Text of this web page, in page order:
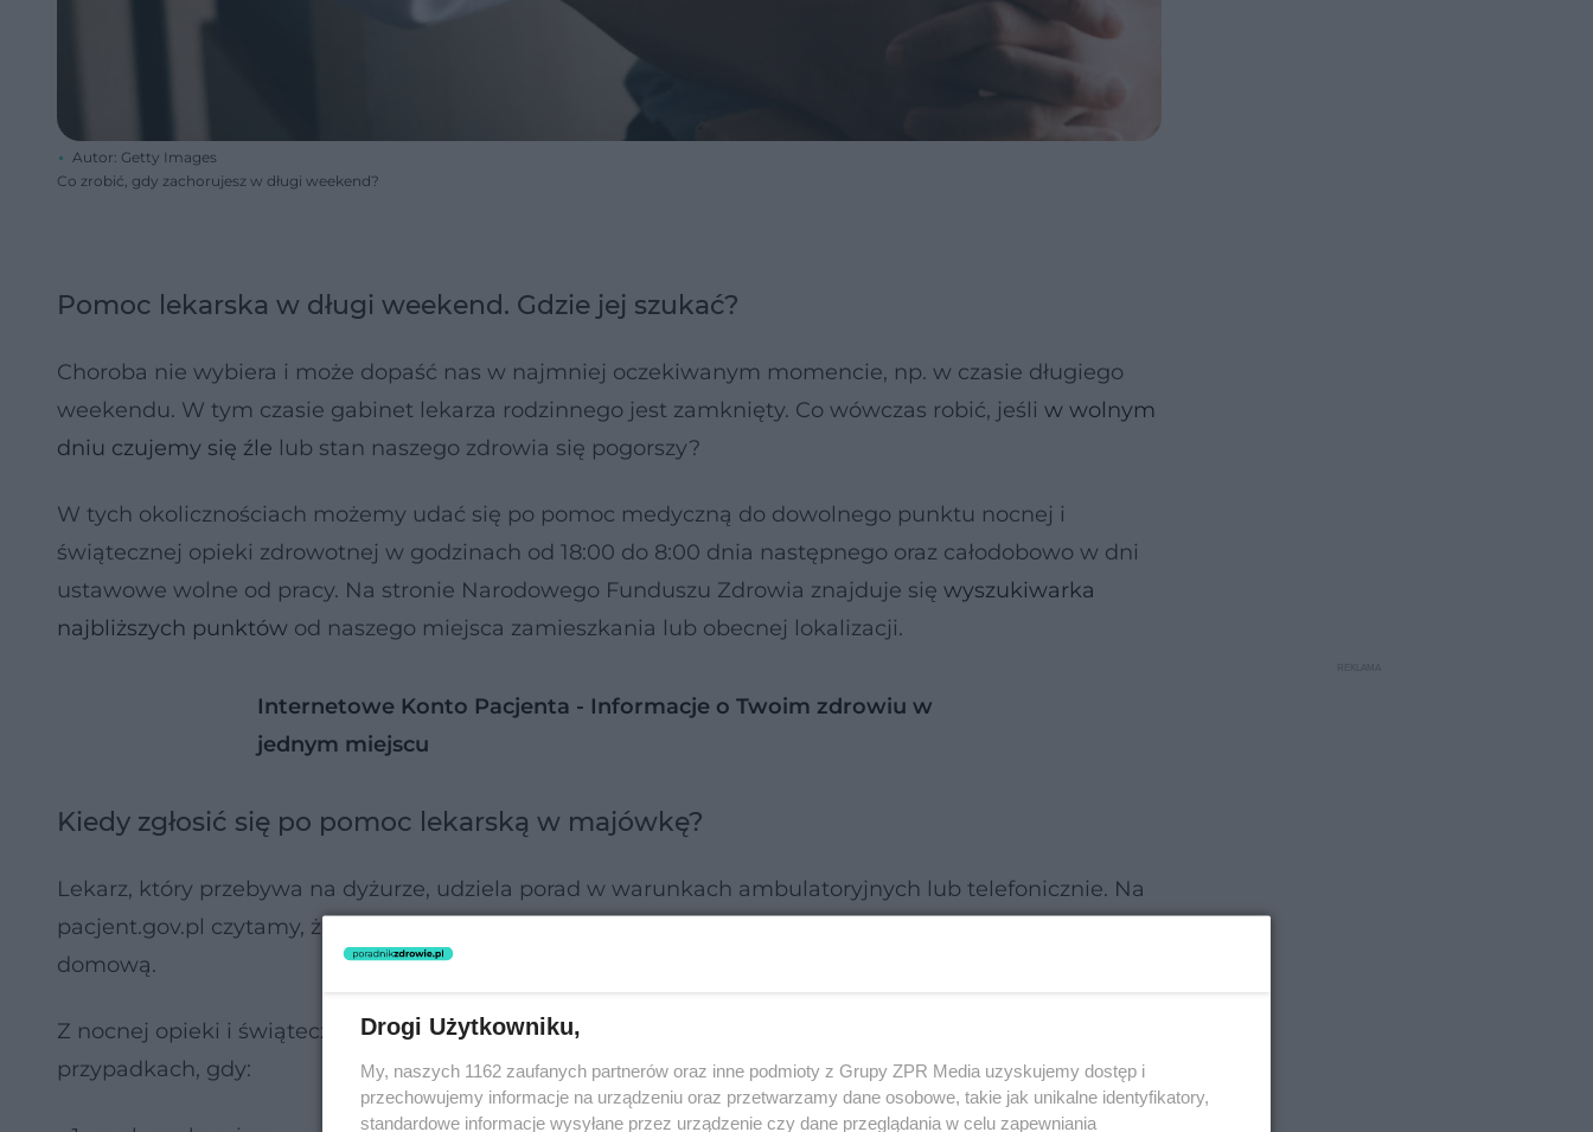
Autor: Getty Images
Co zrobić, gdy zachorujesz w długi weekend?
Pomoc lekarska w długi weekend. Gdzie jej szukać?
Choroba nie wybiera i może dopaść nas w najmniej oczekiwanym momencie, np. w czasie długiego
weekendu. W tym czasie gabinet lekarza rodzinnego jest zamknięty. Co wówczas robić, jeśli w wolnym
dniu czujemy się źle lub stan naszego zdrowia się pogorszy?
W tych okolicznościach możemy udać się po pomoc medyczną do dowolnego punktu nocnej i
świątecznej opieki zdrowotnej w godzinach od 18:00 do 8:00 dnia następnego oraz całodobowo w dni
ustawowe wolne od pracy. Na stronie Narodowego Funduszu Zdrowia znajduje się wyszukiwarka
najbliższych punktów od naszego miejsca zamieszkania lub obecnej lokalizacji.
Internetowe Konto Pacjenta - Informacje o Twoim zdrowiu w
jednym miejscu
Kiedy zgłosić się po pomoc lekarską w majówkę?
Lekarz, który przebywa na dyżurze, udziela porad w warunkach ambulatoryjnych lub telefonicznie. Na
pacjent.gov.pl czytamy, że w uzasadnionych medycznie przypadkach może zdecydować się na wizytę
domową.
Z nocnej opieki i świątecznej opieki zdrowotnej możemy w długi weekend skorzystać w kilku
przypadkach, gdy:
Drogi Użytkowniku,
My, naszych 1162 zaufanych partnerów oraz inne podmioty z Grupy ZPR Media uzyskujemy dostęp i
przechowujemy informacje na urządzeniu oraz przetwarzamy dane osobowe, takie jak unikalne identyfikatory,
standardowe informacje wysyłane przez urządzenie czy dane przeglądania w celu zapewniania